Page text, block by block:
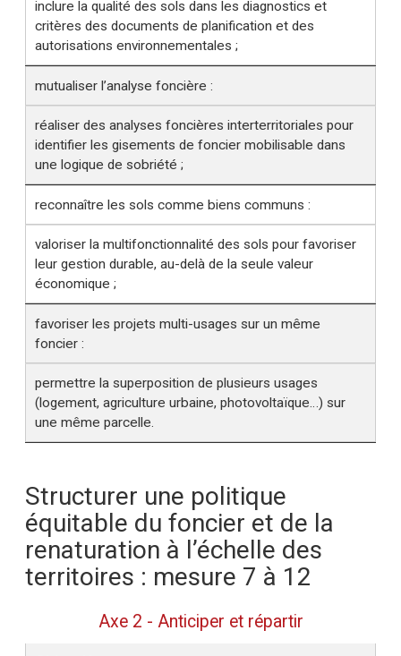
inclure la qualité des sols dans les diagnostics et
critères des documents de planification et des
autorisations environnementales ;
mutualiser l’analyse foncière :
réaliser des analyses foncières interterritoriales pour
identifier les gisements de foncier mobilisable dans
une logique de sobriété ;
reconnaître les sols comme biens communs :
valoriser la multifonctionnalité des sols pour favoriser
leur gestion durable, au-delà de la seule valeur
économique ;
favoriser les projets multi-usages sur un même
foncier :
permettre la superposition de plusieurs usages
(logement, agriculture urbaine, photovoltaïque…) sur
une même parcelle.
Structurer une politique
équitable du foncier et de la
renaturation à l’échelle des
territoires : mesure 7 à 12
Axe 2 - Anticiper et répartir